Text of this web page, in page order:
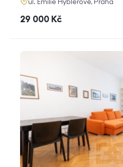
adresa
ul. Emilie Hyblerové, Praha
cena
29 000 Kč